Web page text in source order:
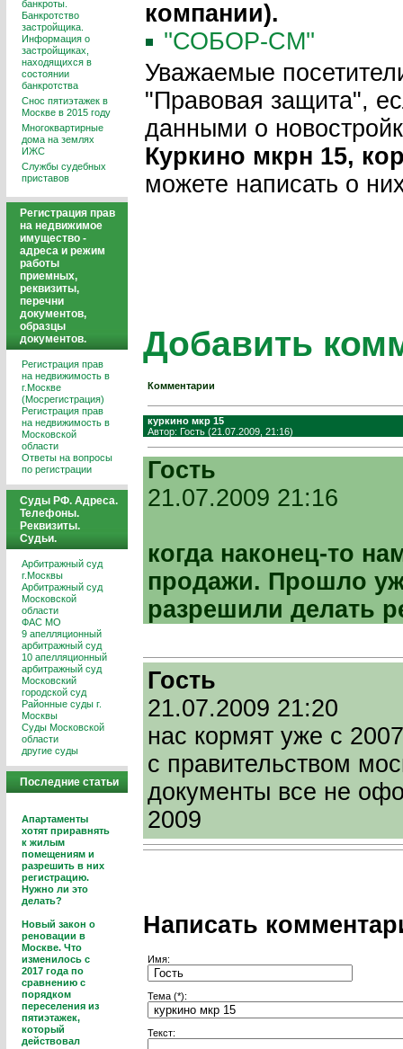
банкроты.
Банкротство
застройщика.
Информация о
застройщиках,
находящихся в
состоянии
банкротства
Снос пятиэтажек в
Москве в 2015 году
Многоквартирные
дома на землях
ИЖС
Службы судебных
приставов
Регистрация прав
на недвижимое
имущество -
адреса и режим
работы
приемных,
реквизиты,
перечни
документов,
образцы
документов.
Регистрация прав
на недвижимость в
г.Москве
(Мосрегистрация)
Регистрация прав
на недвижимость в
Московской
области
Ответы на вопросы
по регистрации
Суды РФ. Адреса.
Телефоны.
Реквизиты.
Судьи.
Арбитражный суд
г.Москвы
Арбитражный суд
Московской
области
ФАС МО
9 апелляционный
арбитражный суд
10 апелляционный
арбитражный суд
Московский
городской суд
Районные суды г.
Москвы
Суды Московской
области
другие суды
Последние статьи
Апартаменты
хотят приравнять
к жилым
помещениям и
разрешить в них
регистрацию.
Нужно ли это
делать?
Новый закон о
реновации в
Москве. Что
изменилось с
2017 года по
сравнению с
порядком
переселения из
пятиэтажек,
который
действовал
компании).
''СОБОР-СМ''
Уважаемые
"Правовая защита",
данными о
Куркино мкрн 15,
можете написать о
Добавить
Комментарии
куркино мкр 15
Автор: Гость (21.07.2009, 21:16)
Гость
21.07.2009 21:16
когда наконец-то
продажи. Прошло
разрешили делать
Гость
21.07.2009 21:20
нас кормят уже с
с правительством
документы все не
2009
Написать
Имя:
Тема (*):
Текст: